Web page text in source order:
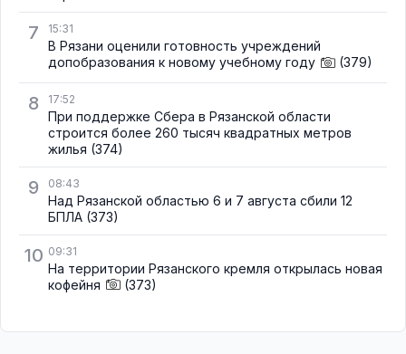
7 15:31
В Рязани оценили готовность учреждений
допобразования к новому учебному году
(379)
8 17:52
При поддержке Сбера в Рязанской области
строится более 260 тысяч квадратных метров
жилья (374)
9 08:43
Над Рязанской областью 6 и 7 августа сбили 12
БПЛА (373)
10 09:31
На территории Рязанского кремля открылась новая
кофейня
(373)